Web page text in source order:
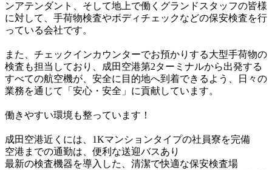
ンアテンダント、そして地上で働くグランドスタッフの皆様
に対して、手荷物検査やボディチェックなどの保安検査を行
っている会社です。
また、チェックインカウンターでお預かりする大型手荷物の
検査も担当しており、成田空港第2ターミナルから出発する
すべての航空機が、安全に目的地へ到着できるよう、日々の
業務を通じて「安心・安全」に貢献しています。
働きやすい環境も整っています！
成田空港近くには、1Kマンションタイプの社員寮を完備
空港までの通勤は、便利な送迎バスあり
最新の検査機器を導入した、清潔で快適な保安検査場